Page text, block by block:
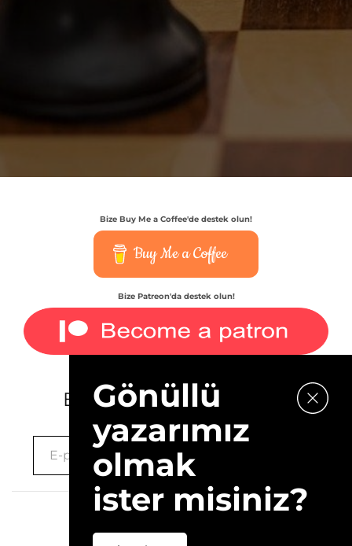
Bize Buy Me a Coffee'de destek olun!
Buy Me a Coffee
Bize Patreon'da destek olun!
E-bültenimize kaydolun.
Gönüllü
yazarımız
olmak
ister misiniz?